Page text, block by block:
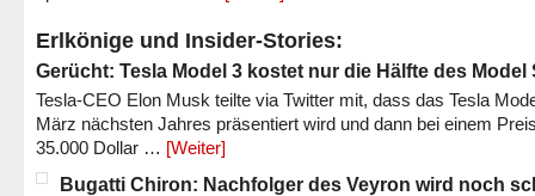
Erlkönige und Insider-Stories:
Gerücht: Tesla Model 3 kostet nur die Hälfte des Model
Tesla-CEO Elon Musk teilte via Twitter mit, dass das Tesla
März nächsten Jahres präsentiert wird und dann bei einem
35.000 Dollar … [Weiter]
Bugatti Chiron: Nachfolger des Veyron wird noch